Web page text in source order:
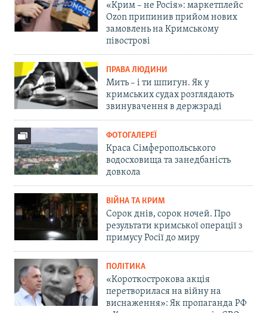
«Крим – не Росія»: маркетплейс
Ozon припинив прийом нових
замовлень на Кримському
півострові
ПРАВА ЛЮДИНИ
Мить – і ти шпигун. Як у
кримських судах розглядають
звинувачення в держзраді
ФОТОГАЛЕРЕЇ
Краса Сімферопольського
водосховища та занедбаність
довкола
ВІЙНА ТА КРИМ
Сорок днів, сорок ночей. Про
результати кримської операції з
примусу Росії до миру
ПОЛІТИКА
«Короткострокова акція
перетворилася на війну на
виснаження»: Як пропаганда РФ